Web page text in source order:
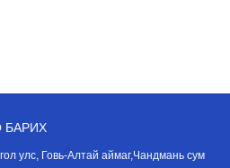
БАРИХ
улс, Говь-Алтай аймаг,Чандмань сум